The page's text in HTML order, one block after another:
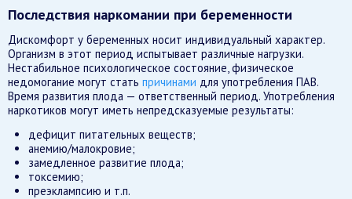
Последствия наркомании при беременности
Дискомфорт у беременных носит индивидуальный характер.
Организм в этот период испытывает различные нагрузки.
Нестабильное психологическое состояние, физическое
недомогание могут стать причинами для употребления ПАВ.
Время развития плода — ответственный период. Употребления
наркотиков могут иметь непредсказуемые результаты:
дефицит питательных веществ;
анемию/малокровие;
замедленное развитие плода;
токсемию;
преэклампсию и т.п.